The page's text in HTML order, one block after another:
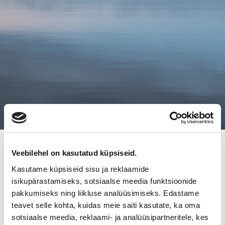
Veebilehel on kasutatud küpsiseid.
Kasutame küpsiseid sisu ja reklaamide
isikupärastamiseks, sotsiaalse meedia funktsioonide
pakkumiseks ning liikluse analüüsimiseks. Edastame
teavet selle kohta, kuidas meie saiti kasutate, ka oma
sotsiaalse meedia, reklaami- ja analüüsipartneritele, kes
LÄNSIRAUTA VAIHTOI OMISTAJAA
Raumalla sijaitseva vuonna 1988 perustettu Länsirauta Oy
vaihtoi omistajaa 27.10.2009. Perinteikkään rautakauppa
Länsiraudan uusi omistaja on Euran
Rakennustarvike, jolla on ennestään rautakaupat Eurassa,